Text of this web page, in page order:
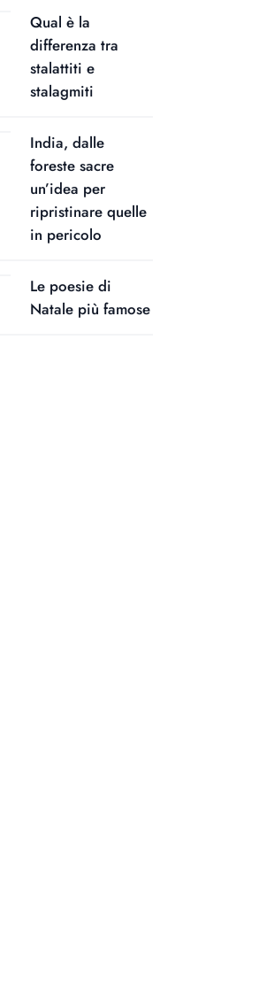
Qual è la
differenza tra
stalattiti e
stalagmiti
India, dalle
foreste sacre
un’idea per
ripristinare quelle
in pericolo
Le poesie di
Natale più famose